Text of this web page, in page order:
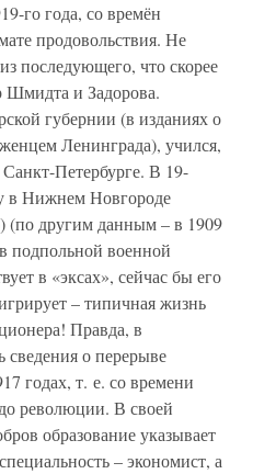
го года, со времён
продовольствия. Не
последующего, что скорее
Шмидта и Задорова.
губернии (в изданиях о
Ленинграда), учился,
Петербурге. В 19-
в Нижнем Новгороде
(по другим данным – в 1909
подпольной военной
в «эксах», сейчас бы его
– типичная жизнь
Правда, в
сведения о перерыве
годах, т. е. со времени
революции. В своей
образование указывает
– экономист, а